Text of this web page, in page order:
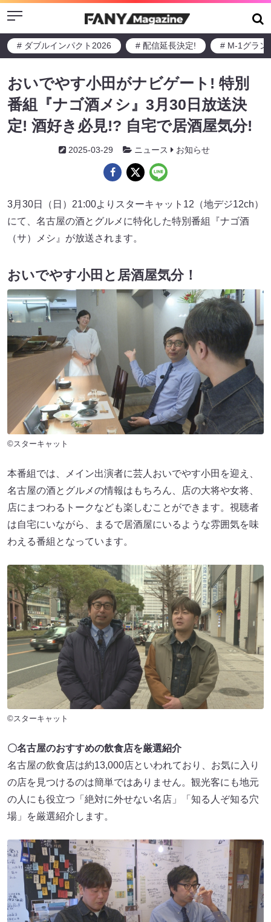
Menu
# ダブルインパクト2026 # 配信延長決定! # M-1グラン
おいでやす小田がナビゲート! 特別
番組『ナゴ酒メシ』3月30日放送決
定! 酒好き必見!? 自宅で居酒屋気分!
2025-03-29 ニュース お知らせ
3月30日（日）21:00よりスターキャット12（地デジ12ch）
にて、名古屋の酒とグルメに特化した特別番組『ナゴ酒
（サ）メシ』が放送されます。
おいでやす小田と居酒屋気分！
©スターキャット
本番組では、メイン出演者に芸人おいでやす小田を迎え、
名古屋の酒とグルメの情報はもちろん、店の大将や女将、
店にまつわるトークなども楽しむことができます。視聴者
は自宅にいながら、まるで居酒屋にいるような雰囲気を味
わえる番組となっています。
©スターキャット
〇名古屋のおすすめの飲食店を厳選紹介
名古屋の飲食店は約13,000店といわれており、お気に入り
の店を見つけるのは簡単ではありません。観光客にも地元
の人にも役立つ「絶対に外せない名店」「知る人ぞ知る穴
場」を厳選紹介します。